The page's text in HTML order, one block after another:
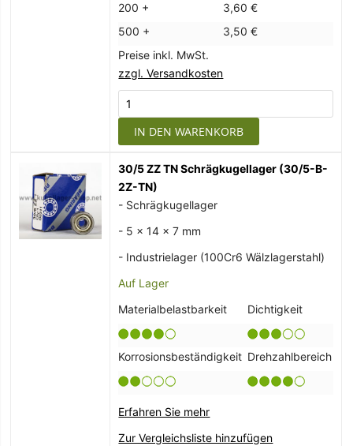
200 +
3,60 €
500 +
3,50 €
Preise inkl. MwSt.
zzgl. Versandkosten
IN DEN WARENKORB
30/5 ZZ TN Schrägkugellager (30/5-B-
2Z-TN)
- Schrägkugellager
- 5 x 14 x 7 mm
- Industrielager (100Cr6 Wälzlagerstahl)
Auf Lager
Materialbelastbarkeit
Dichtigkeit
Korrosionsbeständigkeit Drehzahlbereich
Erfahren Sie mehr
Zur Vergleichsliste hinzufügen